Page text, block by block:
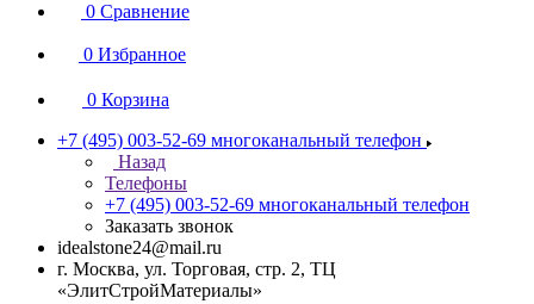
0 Сравнение
0 Избранное
0 Корзина
+7 (495) 003-52-69 многоканальный телефон
Назад
Телефоны
+7 (495) 003-52-69 многоканальный телефон
Заказать звонок
idealstone24@mail.ru
г. Москва, ул. Торговая, стр. 2, ТЦ
«ЭлитСтройМатериалы»